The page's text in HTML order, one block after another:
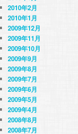
2010年2月
2010年1月
2009年12月
2009年11月
2009年10月
2009年9月
2009年8月
2009年7月
2009年6月
2009年5月
2009年4月
2008年8月
2008年7月